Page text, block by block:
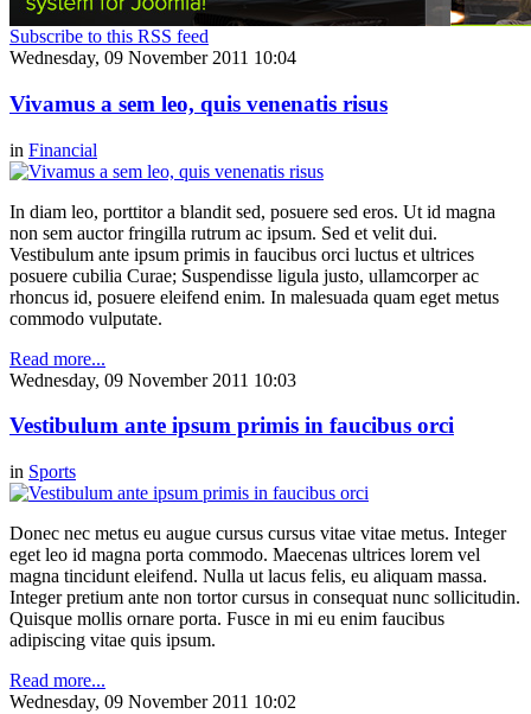
Subscribe to this RSS feed
Wednesday, 09 November 2011 10:04
Vivamus a sem leo, quis venenatis risus
in Financial
In diam leo, porttitor a blandit sed, posuere sed eros. Ut id magna
non sem auctor fringilla rutrum ac ipsum. Sed et velit dui.
Vestibulum ante ipsum primis in faucibus orci luctus et ultrices
posuere cubilia Curae; Suspendisse ligula justo, ullamcorper ac
rhoncus id, posuere eleifend enim. In malesuada quam eget metus
commodo vulputate.
Read more...
Wednesday, 09 November 2011 10:03
Vestibulum ante ipsum primis in faucibus orci
in Sports
Donec nec metus eu augue cursus cursus vitae vitae metus. Integer
eget leo id magna porta commodo. Maecenas ultrices lorem vel
magna tincidunt eleifend. Nulla ut lacus felis, eu aliquam massa.
Integer pretium ante non tortor cursus in consequat nunc sollicitudin.
Quisque mollis ornare porta. Fusce in mi eu enim faucibus
adipiscing vitae quis ipsum.
Read more...
Wednesday, 09 November 2011 10:02